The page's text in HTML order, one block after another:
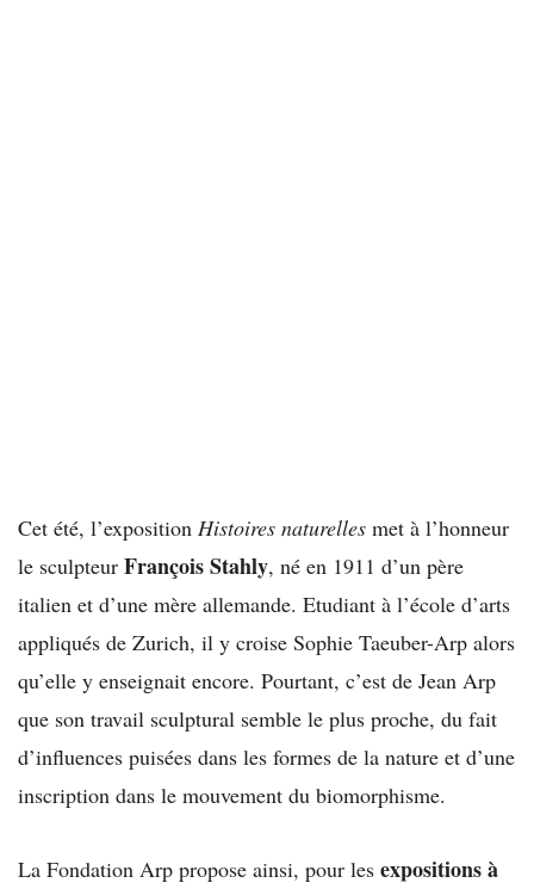
Cet été, l’exposition Histoires naturelles met à l’honneur
le sculpteur François Stahly, né en 1911 d’un père
italien et d’une mère allemande. Etudiant à l’école d’arts
appliqués de Zurich, il y croise Sophie Taeuber-Arp alors
qu’elle y enseignait encore. Pourtant, c’est de Jean Arp
que son travail sculptural semble le plus proche, du fait
d’influences puisées dans les formes de la nature et d’une
inscription dans le mouvement du biomorphisme.
La Fondation Arp propose ainsi, pour les expositions à